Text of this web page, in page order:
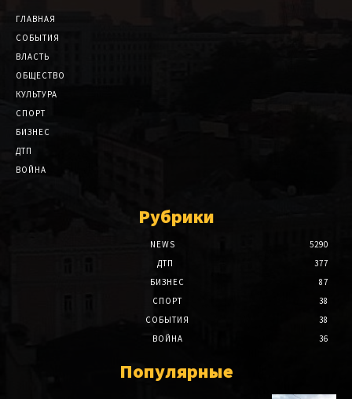
ГЛАВНАЯ
СОБЫТИЯ
ВЛАСТЬ
ОБЩЕСТВО
КУЛЬТУРА
СПОРТ
БИЗНЕС
ДТП
ВОЙНА
Рубрики
NEWS
5290
ДТП
377
БИЗНЕС
87
СПОРТ
38
СОБЫТИЯ
38
ВОЙНА
36
Популярные